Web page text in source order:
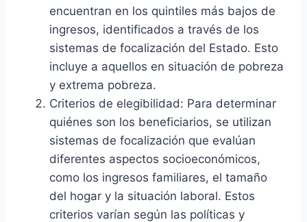
encuentran en los quintiles más bajos de
ingresos, identificados a través de los
sistemas de focalización del Estado. Esto
incluye a aquellos en situación de pobreza
y extrema pobreza.
Criterios de elegibilidad: Para determinar
quiénes son los beneficiarios, se utilizan
sistemas de focalización que evalúan
diferentes aspectos socioeconómicos,
como los ingresos familiares, el tamaño
del hogar y la situación laboral. Estos
criterios varían según las políticas y